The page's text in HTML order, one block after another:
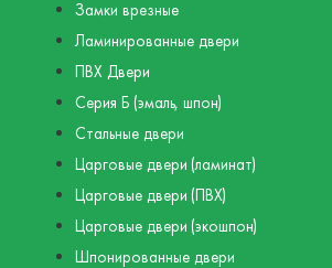
Замки врезные
Ламинированные двери
ПВХ Двери
Серия Б (эмаль, шпон)
Стальные двери
Царговые двери (ламинат)
Царговые двери (ПВХ)
Царговые двери (экошпон)
Шпонированные двери